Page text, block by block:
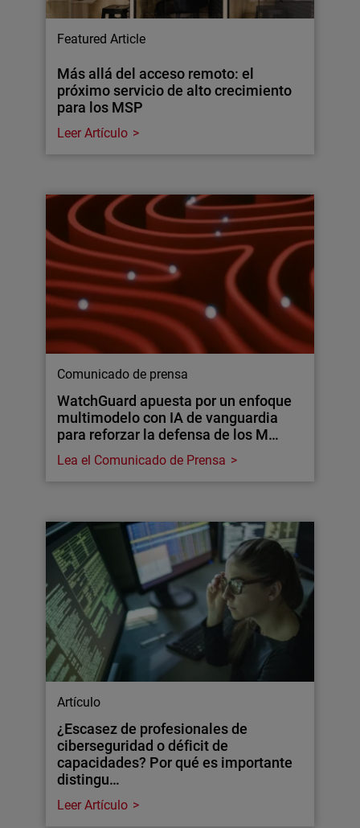
Featured Article
Más allá del acceso remoto: el
próximo servicio de alto crecimiento
para los MSP
Leer Artículo
Comunicado de prensa
WatchGuard apuesta por un enfoque
multimodelo con IA de vanguardia
para reforzar la defensa de los M…
Lea el Comunicado de Prensa
Artículo
¿Escasez de profesionales de
ciberseguridad o déficit de
capacidades? Por qué es importante
distingu…
Leer Artículo